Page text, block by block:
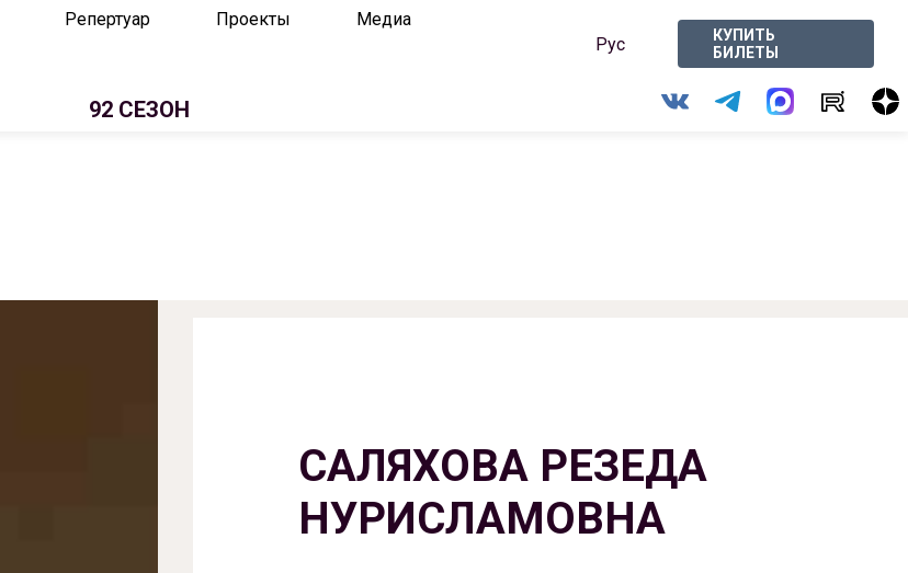
Репертуар Проекты Медиа
Рус
КУПИТЬ
БИЛЕТЫ
92 СЕЗОН
САЛЯХОВА РЕЗЕДА
НУРИСЛАМОВНА